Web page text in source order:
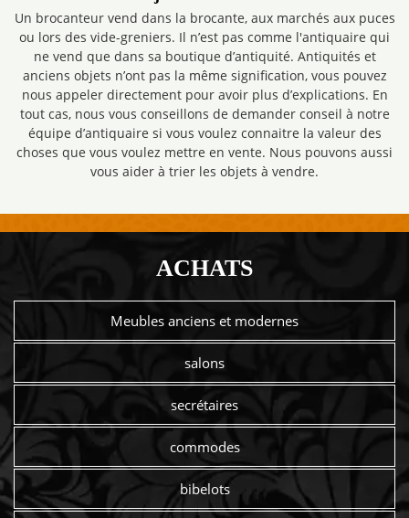
Un brocanteur vend dans la brocante, aux marchés aux puces
ou lors des vide-greniers. Il n’est pas comme l'antiquaire qui
ne vend que dans sa boutique d’antiquité. Antiquités et
anciens objets n’ont pas la même signification, vous pouvez
nous appeler directement pour avoir plus d’explications. En
tout cas, nous vous conseillons de demander conseil à notre
équipe d’antiquaire si vous voulez connaitre la valeur des
choses que vous voulez mettre en vente. Nous pouvons aussi
vous aider à trier les objets à vendre.
ACHATS
Meubles anciens et modernes
salons
secrétaires
commodes
bibelots